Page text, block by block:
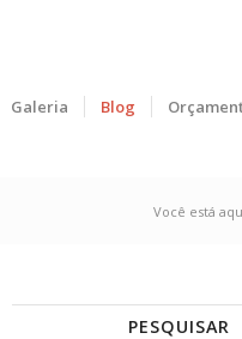
Galeria Blog
Você está
PESQUISAR